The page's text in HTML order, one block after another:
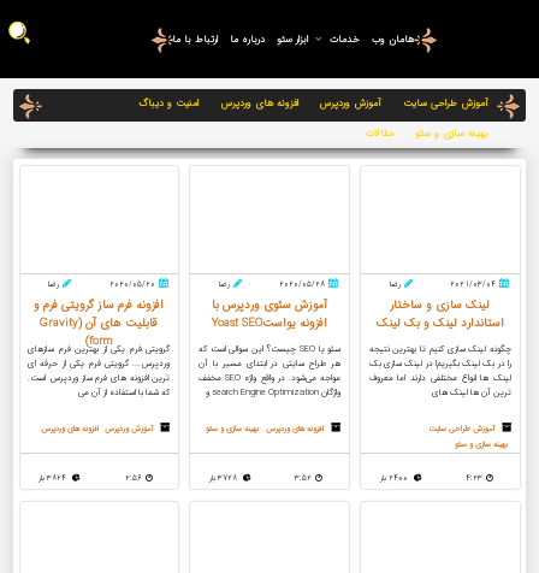
هامان وب خدمات ابزار سئو درباره ما ارتباط با ما
آموزش طراحی سایت آموزش وردپرس افزونه های وردپرس
امنیت و دیباگ
بهینه سازی و سئو
مقالات
2021/03/04 رضا
لینک سازی و ساختار
استاندارد لینک و بک لینک
چگونه لینک سازی کنیم تا بهترین نتیجه
را در بک لینک بگیریم! در لینک سازی بک
لینک ها انواع مختلفی دارند اما معروف
ترین آن ها لینک های
آموزش طراحی سایت
بهینه سازی و سئو
4:23
2020/05/28 رضا
آموزش سئوی وردپرس با
افزونه یواستYoast SEO
سئو یا SEO چیست؟ این سوالی است که
هر طراح سایتی در ابتدای مسیر با آن
مواجه می‌شود. در واقع واژه SEO مخفف
واژگان search Engine Optimization و
افزونه های وردپرس بهینه سازی و سئو
3:52 3728 بار
2020/05/20 رضا
افزونه فرم ساز گرویتی فرم و
قابلیت های آن (Gravity
form)
گرویتی فرم یکی از بهترین فرم سازهای
وردپرس…. گرویتی فرم یکی از حرفه ای
ترین افزونه های فرم ساز وردپرس است.
که شما با استفاده از آن می
آموزش وردپرس افزونه های وردپرس
2:56 3824 بار